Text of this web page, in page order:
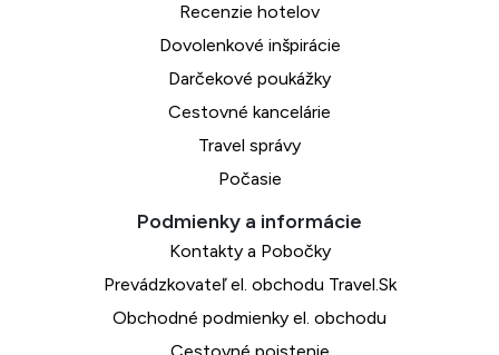
Recenzie hotelov
Dovolenkové inšpirácie
Darčekové poukážky
Cestovné kancelárie
Travel správy
Počasie
Kontakty a Pobočky
Prevádzkovateľ el. obchodu Travel.Sk
Obchodné podmienky el. obchodu